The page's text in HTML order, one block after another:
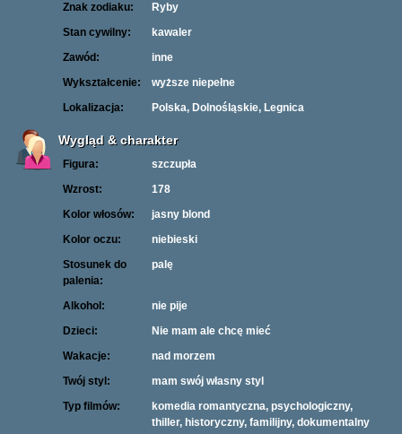
Znak zodiaku:
Ryby
Stan cywilny:
kawaler
Zawód:
inne
Wykształcenie:
wyższe niepełne
Lokalizacja:
Polska, Dolnośląskie, Legnica
Wygląd & charakter
Figura:
szczupła
Wzrost:
178
Kolor włosów:
jasny blond
Kolor oczu:
niebieski
Stosunek do
palenia:
palę
Alkohol:
nie pije
Dzieci:
Nie mam ale chcę mieć
Wakacje:
nad morzem
Twój styl:
mam swój własny styl
Typ filmów:
komedia romantyczna, psychologiczny,
thiller, historyczny, familijny, dokumentalny